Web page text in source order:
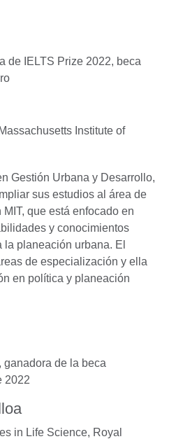
Massachusetts Institute of
Gestión Urbana y Desarrollo,
sus estudios al área de
que está enfocado en
y conocimientos
planeación urbana. El
de especialización y ella
en política y planeación
in Life Science, Royal